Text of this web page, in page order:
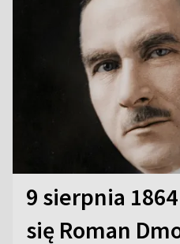
9 sierpnia
się Roman